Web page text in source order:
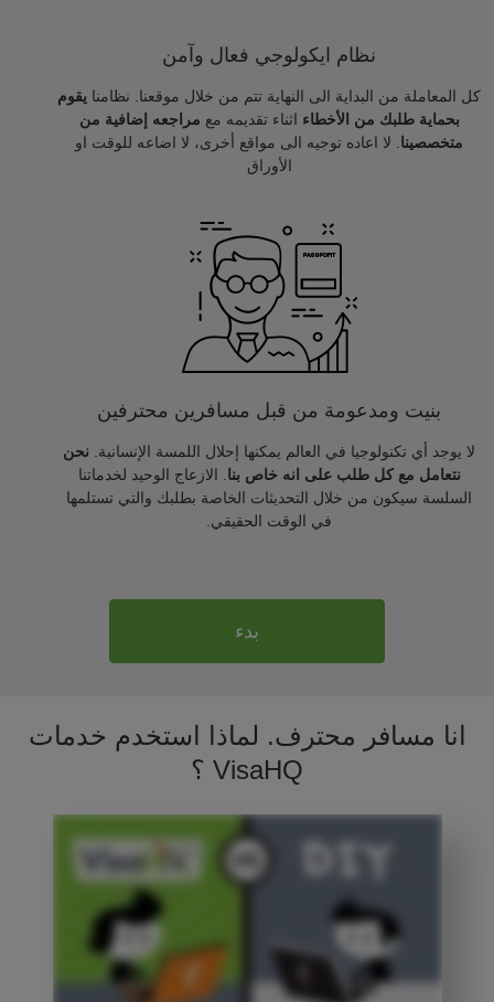
نظام ايكولوجي فعال وآمن
كل المعاملة من البداية الى النهاية تتم من خلال موقعنا. نظامنا يقوم
بحماية طلبك من الأخطاء اثناء تقديمه مع مراجعه إضافية من
متخصصينا . لا اعاده توجيه الى مواقع أخرى، لا اضاعه للوقت او
الأوراق
بنيت ومدعومة من قبل مسافرين محترفين
لا يوجد أي تكنولوجيا في العالم يمكنها إحلال اللمسة الإنسانية. نحن
نتعامل مع كل طلب على انه خاص بنا . الازعاج الوحيد لخدماتنا
السلسة سيكون من خلال التحديثات الخاصة بطلبك والتي تستلمها
في الوقت الحقيقي.
بدء
انا مسافر محترف. لماذا استخدم خدمات
VisaHQ ؟